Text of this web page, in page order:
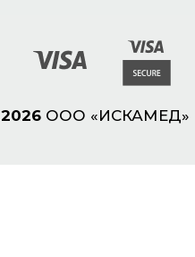
2026 ООО «ИСКАМЕД»